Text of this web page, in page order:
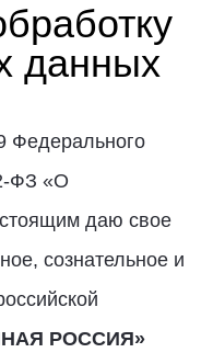
данных
Федерального
ФЗ «О
даю свое
сознательное и
РОССИЯ»